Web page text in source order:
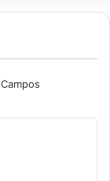
Campos